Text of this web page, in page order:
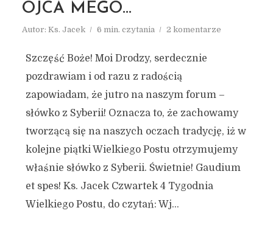
OJCA MEGO…
Autor: Ks. Jacek 6 min. czytania 2 komentarze
Szczęść Boże! Moi Drodzy, serdecznie
pozdrawiam i od razu z radością
zapowiadam, że jutro na naszym forum –
słówko z Syberii! Oznacza to, że zachowamy
tworzącą się na naszych oczach tradycję, iż w
kolejne piątki Wielkiego Postu otrzymujemy
właśnie słówko z Syberii. Świetnie! Gaudium
et spes! Ks. Jacek Czwartek 4 Tygodnia
Wielkiego Postu, do czytań: Wj...